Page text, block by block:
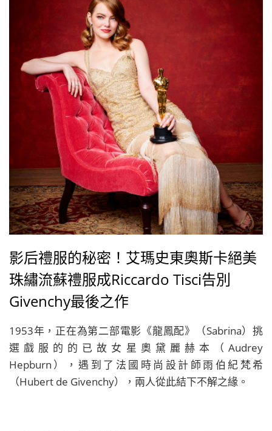
影后禮服的秘密！艾瑪史東奧斯卡絕美
珠繡流蘇禮服成Riccardo Tisci告別
Givenchy最後之作
1953年，正在為第二部電影《龍鳳配》（Sabrina）挑
選戲服的的已故女星奧黛麗赫本（Audrey
Hepburn），遇到了法國時尚設計師雨伯紀梵希
（Hubert de Givenchy），兩人從此結下不解之緣。